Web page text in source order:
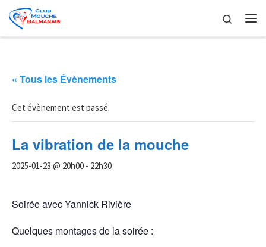
Skip to content
Search
« Tous les Évènements
Cet évènement est passé.
La vibration de la mouche
2025-01-23 @ 20h00 - 22h30
Soirée avec Yannick Rivière
Quelques montages de la soirée :